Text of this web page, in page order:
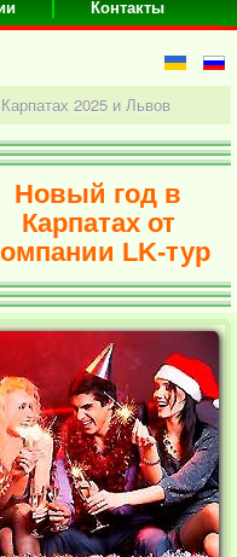
Контакты
2025 и Львов
Новый год в
Карпатах от
LK-тур